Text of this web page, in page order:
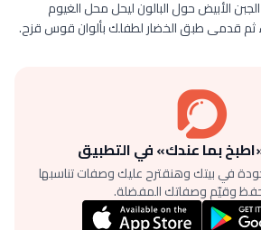
الأبيض حول البالون ليحل محل الغيوم
ثم قدمى طبق الخضار لطفلك بألوان قوس قزح.
بما عندك» في التطبيق
في بيتك وهنقترح عليك وصفات تناسبها
وقيّم وصفاتك المفضلة.